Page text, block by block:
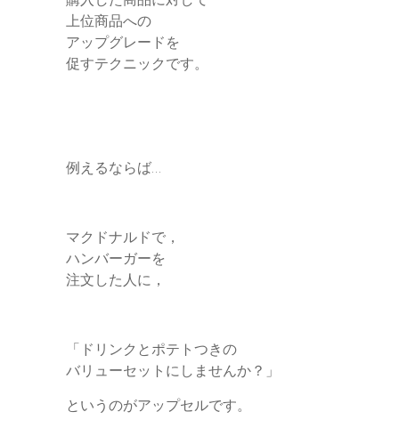
上位商品への
アップグレードを
促すテクニックです。
例えるならば…
マクドナルドで，
ハンバーガーを
注文した人に，
「ドリンクとポテトつきの
バリューセットにしませんか？」
というのがアップセルです。